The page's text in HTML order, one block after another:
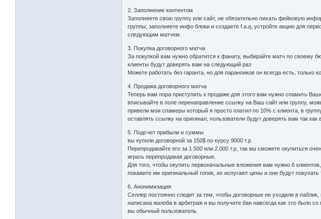
2. Заполнение контентом
Заполняете свою группу или сайт, не обязательно пихать фейковую
группы, заполняете инфо блоки и создаете f.a.q, устройте акцию для
следующим матчем.
3. Покупка договорного матча
За покупкой вам нужно обратится к фанату, выбирайте матч по
клиенты будут доверять вам на следующий раз
Можете работать без гаранта, но для параноиков он всегда есть, только
4. Продажа договорного матча
Теперь вам пора приступить к продаже для этого вам нужно спамить
вписывайте в поле перенаправление ссылку на Ваш сайт или группу,
привели мои спамеры который я просто платил по 10% с клиента, в
оставлять ссылку на оригинал, пользователи будут доверять вам так
5. Подсчет прибыли и суммы
вы купили договорной за 150$ по курсу 9000 т.р
Перепродавайте его за 1.500 или 2.000 т.р, так вы сможете окупиться
играть перепродавая договорные.
Для того, чтобы окупить первоначальные вложения вам нужно 6
покажите им оригинальный топик, их испугают цены и они будут покупать
6. Анонимизация
Селлер постоянно следит за тем, чтобы договорные не уходили в
написана жалоба в арбитраж и вы получите бан навсегда как это было
вы обычный пользователь.